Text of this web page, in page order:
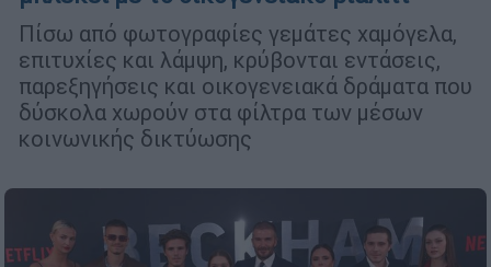
Πίσω από φωτογραφίες γεμάτες χαμόγελα,
επιτυχίες και λάμψη, κρύβονται εντάσεις,
παρεξηγήσεις και οικογενειακά δράματα που
δύσκολα χωρούν στα φίλτρα των μέσων
κοινωνικής δικτύωσης